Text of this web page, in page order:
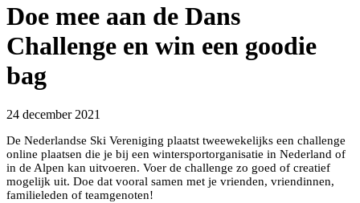
Doe mee aan de Dans
Challenge en win een goodie
bag
24 december 2021
De Nederlandse Ski Vereniging plaatst tweewekelijks een challenge
online plaatsen die je bij een wintersportorganisatie in Nederland of
in de Alpen kan uitvoeren. Voer de challenge zo goed of creatief
mogelijk uit. Doe dat vooral samen met je vrienden, vriendinnen,
familieleden of teamgenoten!